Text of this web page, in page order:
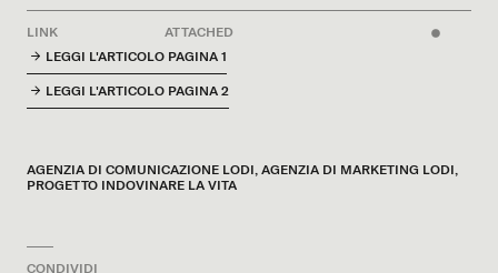
LINK
ATTACHED
LEGGI L'ARTICOLO PAGINA 1
LEGGI L'ARTICOLO PAGINA 2
AGENZIA DI COMUNICAZIONE LODI AGENZIA DI MARKETING LODI
PROGETTO INDOVINARE LA VITA
CONDIVIDI